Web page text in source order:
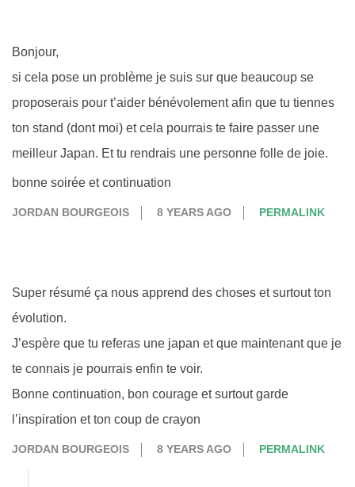
Bonjour,
si cela pose un problème je suis sur que beaucoup se
proposerais pour t’aider bénévolement afin que tu tiennes
ton stand (dont moi) et cela pourrais te faire passer une
meilleur Japan. Et tu rendrais une personne folle de joie.
bonne soirée et continuation
JORDAN BOURGEOIS 8 YEARS AGO PERMALINK
Super résumé ça nous apprend des choses et surtout ton
évolution.
J’espère que tu referas une japan et que maintenant que je
te connais je pourrais enfin te voir.
Bonne continuation, bon courage et surtout garde
l’inspiration et ton coup de crayon
JORDAN BOURGEOIS 8 YEARS AGO PERMALINK